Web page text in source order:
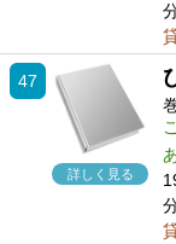
47
詳しく見る